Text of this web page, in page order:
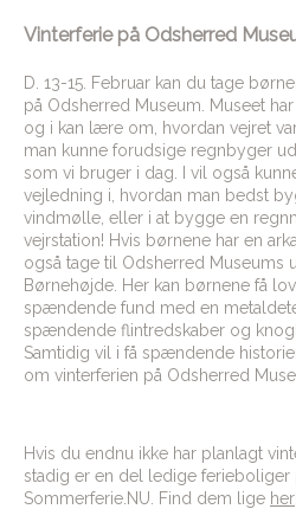
Vinterferie på Odsherred
D. 13-15. Februar kan du tage
på Odsherred Museum. Museet
og i kan lære om, hvordan vejret
man kunne forudsige regnbyger
som vi bruger i dag. I vil også
vejledning i, hvordan man bedst
vindmølle, eller i at bygge en
vejrstation! Hvis børnene har en
også tage til Odsherred
Børnehøjde. Her kan børnene få
spændende fund med en
spændende flintredskaber og
Samtidig vil i få spændende
om vinterferien på Odsherred
Hvis du endnu ikke har planlagt
stadig er en del ledige ferieboliger
Sommerferie.NU. Find dem lige her